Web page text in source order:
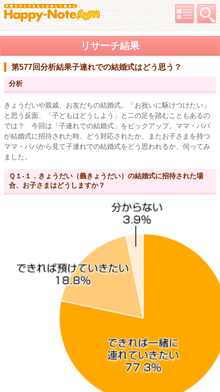
リサーチ結果
第577回分析結果子連れでの結婚式はどう思う？
分析
きょうだいや親戚、お友だちの結婚式。「お祝いに駆けつけたい」
と思う反面、「子どもはどうしよう」と二の足を踏むこともあるの
では？ 今回は「子連れでの結婚式」をピックアップ。ママ・パパ
が結婚式に招待された時、どう対応されたか、またお子さまを持つ
ママ・パパから見て子連れでの結婚式をどう思われるか、伺ってみ
ました。
Ｑ１-１．きょうだい（義きょうだい）の結婚式に招待された場
合、お子さまはどうしますか？